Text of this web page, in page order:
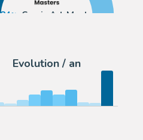
84
Comic Art Masters
Evolution / an